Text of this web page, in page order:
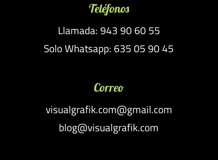
Teléfonos
Llamada: 943 90 60 55
Solo Whatsapp: 635 05 90 45
Correo
visualgrafik.com@gmail.com
blog@visualgrafik.com